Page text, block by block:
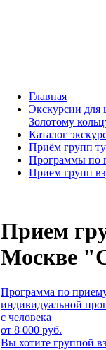
Главная
Экскурсии для
Золотому
Каталог
Приём групп
Программы по
Прием групп
Прием
Москве
Программа по
индивидуальной
с человека
от 8 000 руб.
Вы хотите группой